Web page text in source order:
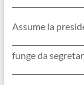
Assume la
funge da